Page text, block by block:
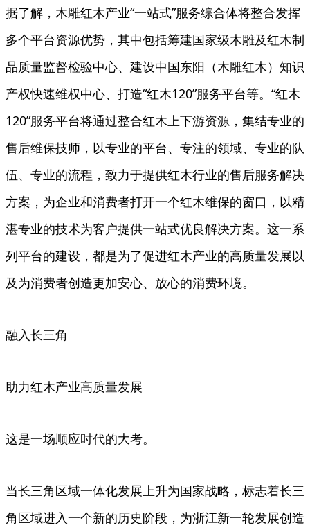
据了解，木雕红木产业“一站式”服务综合体将整合发挥
多个平台资源优势，其中包括筹建国家级木雕及红木制
品质量监督检验中心、建设中国东阳（木雕红木）知识
产权快速维权中心、打造“红木120”服务平台等。“红木
120”服务平台将通过整合红木上下游资源，集结专业的
售后维保技师，以专业的平台、专注的领域、专业的队
伍、专业的流程，致力于提供红木行业的售后服务解决
方案，为企业和消费者打开一个红木维保的窗口，以精
湛专业的技术为客户提供一站式优良解决方案。这一系
列平台的建设，都是为了促进红木产业的高质量发展以
及为消费者创造更加安心、放心的消费环境。
融入长三角
助力红木产业高质量发展
这是一场顺应时代的大考。
当长三角区域一体化发展上升为国家战略，标志着长三
角区域进入一个新的历史阶段，为浙江新一轮发展创造